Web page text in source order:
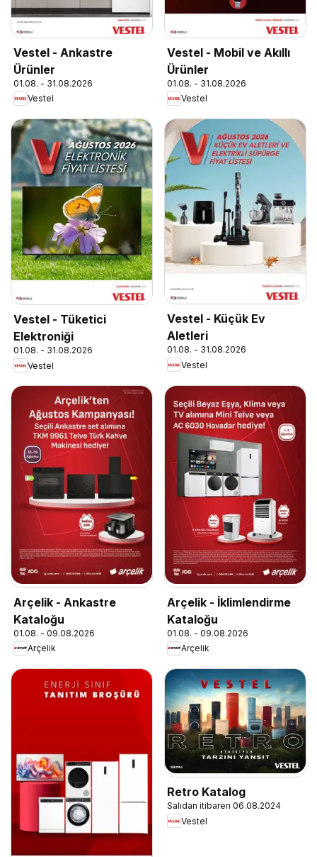
Vestel - Ankastre
Ürünler
01.08. - 31.08.2026
Vestel
Vestel - Mobil ve Akıllı
Ürünler
01.08. - 31.08.2026
Vestel
Vestel - Tüketici
Elektroniği
01.08. - 31.08.2026
Vestel
Vestel - Küçük Ev
Aletleri
01.08. - 31.08.2026
Vestel
Arçelik - Ankastre
Kataloğu
01.08. - 09.08.2026
Arçelik
Arçelik - İklimlendirme
Kataloğu
01.08. - 09.08.2026
Arçelik
Retro Katalog
Salıdan itibaren 06.08.2024
Vestel